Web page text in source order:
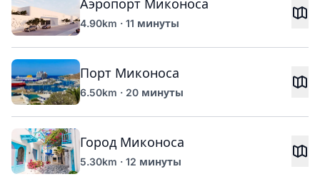
Аэропорт Миконоса
4.90km · 11 минуты
Порт Миконоса
6.50km · 20 минуты
Город Миконоса
5.30km · 12 минуты